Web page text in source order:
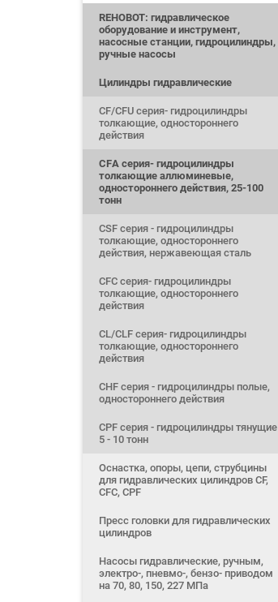
REHOBOT: гидравлическое
оборудование и инструмент,
насосные станции, гидроцилиндры,
ручные насосы
Цилиндры гидравлические
CF/CFU серия- гидроцилиндры
толкающие, одностороннего
действия
CFА серия- гидроцилиндры
толкающие аллюминевые,
одностороннего действия, 25-100
тонн
CSF серия - гидроцилиндры
толкающие, одностороннего
действия, нержавеющая сталь
CFС серия- гидроцилиндры
толкающие, одностороннего
действия
CL/CLF серия- гидроцилиндры
толкающие, одностороннего
действия
CHF серия - гидроцилиндры полые,
одностороннего действия
CPF серия - гидроцилиндры тянущие
5 - 10 тонн
Оснастка, опоры, цепи, струбцины
для гидравлических цилиндров CF,
CFC, CPF
Пресс головки для гидравлических
цилиндров
Насосы гидравлические, ручным,
электро-, пневмо-, бензо- приводом
на 70, 80, 150, 227 МПа